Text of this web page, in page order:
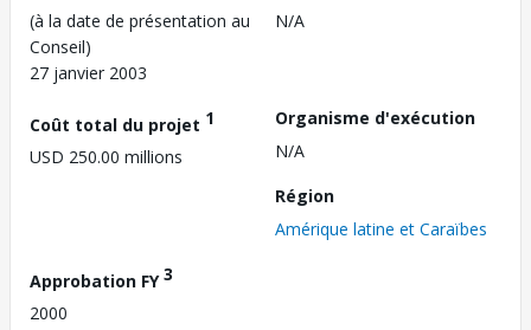
(à la date de présentation au
Conseil)
27 janvier 2003
N/A
Coût total du projet 1
USD 250.00 millions
Organisme d'exécution
N/A
Région
Amérique latine et Caraïbes
Approbation FY3
2000